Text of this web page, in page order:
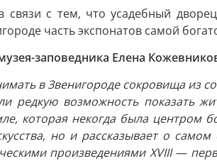
с тем, что усадебный
часть экспонатов самой
заповедника Елена
в Звенигороде сокровища из
редкую возможность показать
которая некогда была центром
но и рассказывает о
произведениями XVIII —